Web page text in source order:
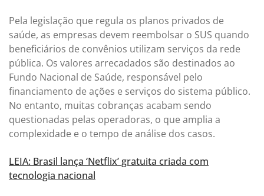
Pela legislação que regula os planos privados de
saúde, as empresas devem reembolsar o SUS quando
beneficiários de convênios utilizam serviços da rede
pública. Os valores arrecadados são destinados ao
Fundo Nacional de Saúde, responsável pelo
financiamento de ações e serviços do sistema público.
No entanto, muitas cobranças acabam sendo
questionadas pelas operadoras, o que amplia a
complexidade e o tempo de análise dos casos.
LEIA: Brasil lança ‘Netflix’ gratuita criada com
tecnologia nacional